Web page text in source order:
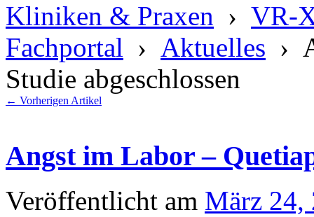
Kliniken & Praxen › VR-
Fachportal › Aktuelles ›
Studie abgeschlossen
← Vorherigen Artikel
Angst im Labor –
Veröffentlicht am März 24,